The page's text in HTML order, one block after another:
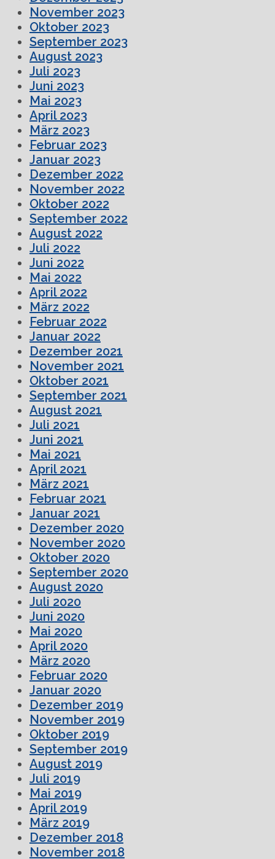
November 2023
Oktober 2023
September 2023
August 2023
Juli 2023
Juni 2023
Mai 2023
April 2023
März 2023
Februar 2023
Januar 2023
Dezember 2022
November 2022
Oktober 2022
September 2022
August 2022
Juli 2022
Juni 2022
Mai 2022
April 2022
März 2022
Februar 2022
Januar 2022
Dezember 2021
November 2021
Oktober 2021
September 2021
August 2021
Juli 2021
Juni 2021
Mai 2021
April 2021
März 2021
Februar 2021
Januar 2021
Dezember 2020
November 2020
Oktober 2020
September 2020
August 2020
Juli 2020
Juni 2020
Mai 2020
April 2020
März 2020
Februar 2020
Januar 2020
Dezember 2019
November 2019
Oktober 2019
September 2019
August 2019
Juli 2019
Mai 2019
April 2019
März 2019
Dezember 2018
November 2018